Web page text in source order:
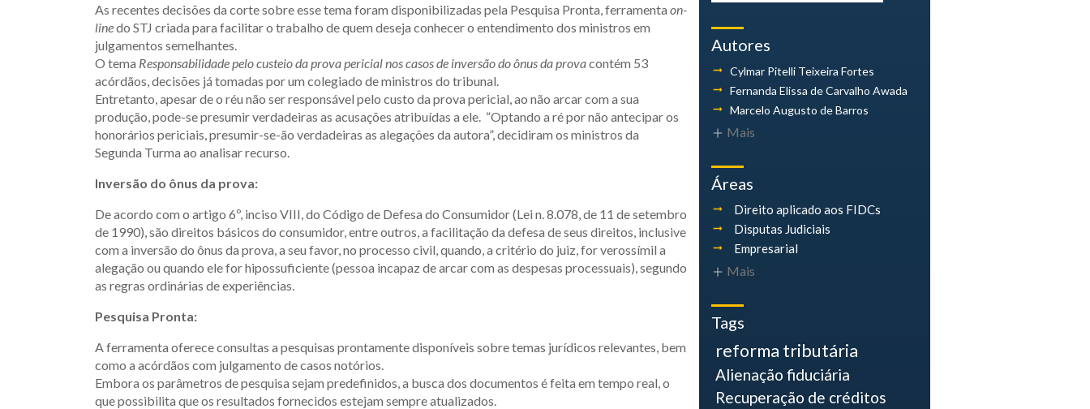
As recentes decisões da corte sobre esse tema foram disponibilizadas pela Pesquisa Pronta, ferramenta on-
linedo STJ criada para facilitar o trabalho de quem deseja conhecer o entendimento dos ministros em
julgamentos semelhantes.
O tema Responsabilidade pelo custeio da prova pericial nos casos de inversão do ônus da provacontém 53
acórdãos, decisões já tomadas por um colegiado de ministros do tribunal.
Entretanto, apesar de o réu não ser responsável pelo custo da prova pericial, ao não arcar com a sua
produção, pode-se presumir verdadeiras as acusações atribuídas a ele. “Optando a ré por não antecipar os
honorários periciais, presumir-se-ão verdadeiras as alegações da autora”, decidiram os ministros da
Segunda Turma ao analisar recurso.
Inversão do ônus da prova:
De acordo com o artigo 6º, inciso VIII, do Código de Defesa do Consumidor (Lei n. 8.078, de 11 de setembro
de 1990), são direitos básicos do consumidor, entre outros, a facilitação da defesa de seus direitos, inclusive
com a inversão do ônus da prova, a seu favor, no processo civil, quando, a critério do juiz, for verossímil a
alegação ou quando ele for hipossuficiente (pessoa incapaz de arcar com as despesas processuais), segundo
as regras ordinárias de experiências.
Pesquisa Pronta:
A ferramenta oferece consultas a pesquisas prontamente disponíveis sobre temas jurídicos relevantes, bem
como a acórdãos com julgamento de casos notórios.
Embora os parâmetros de pesquisa sejam predefinidos, a busca dos documentos é feita em tempo real, o
que possibilita que os resultados fornecidos estejam sempre atualizados.
Autores
Cylmar Pitelli Teixeira Fortes
Fernanda Elissa de Carvalho Awada
Marcelo Augusto de Barros
Mais
Áreas
Direito aplicado aos FIDCs
Disputas Judiciais
Empresarial
Mais
Tags
reforma tributária
Alienação fiduciária
Recuperação de créditos